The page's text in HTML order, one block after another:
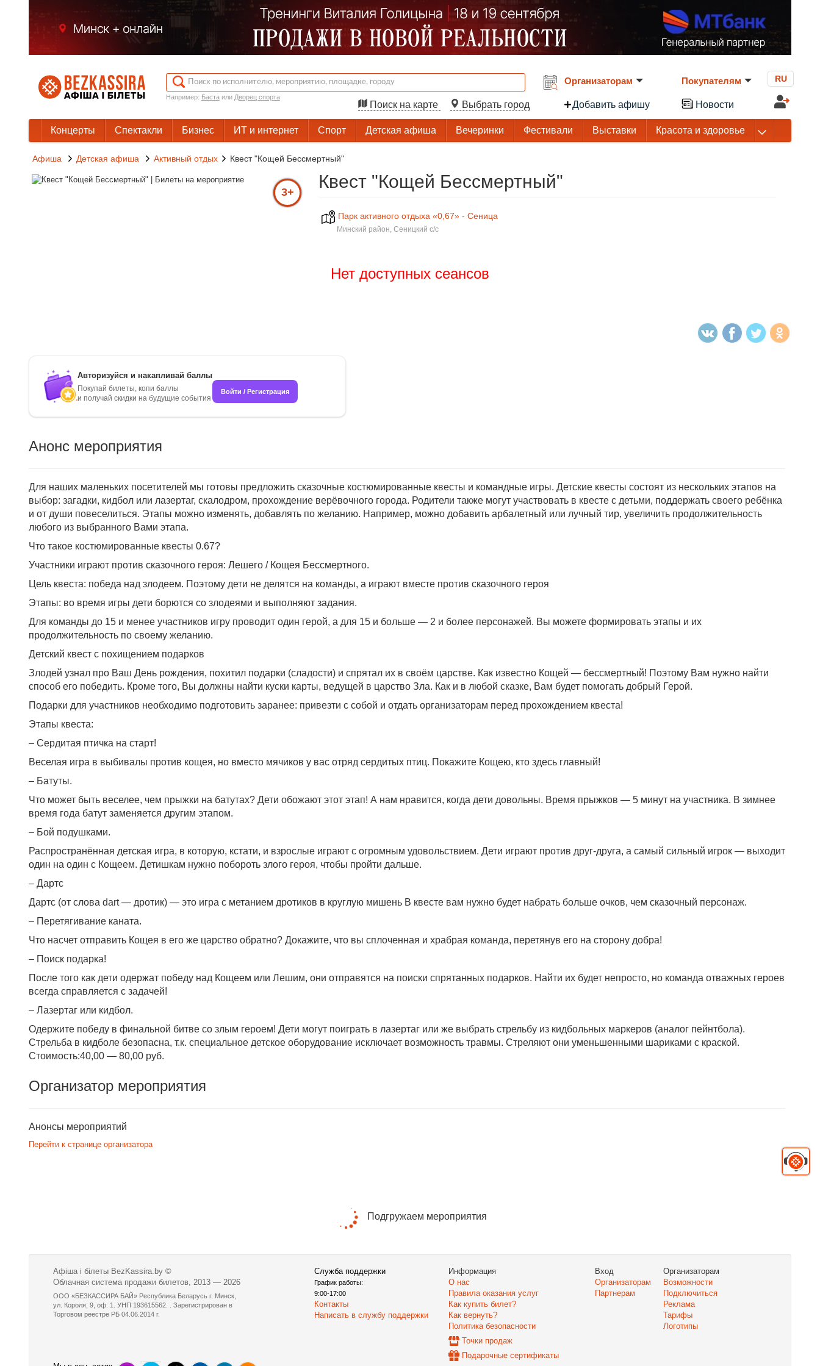
Например: Бастаили Дворец спорта
Поиск на карте Выбрать город
Организаторам
Добавить афишу
Покупателям
Новости
RU
Концерты Спектакли Бизнес ИТ и интернет Спорт Детская афиша Вечеринки Фестивали Выставки Красота и здоровье
Афиша Детская афиша Активный отдых Квест "Кощей Бессмертный"
3+
Квест "Кощей Бессмертный"
Парк активного отдыха «0,67» - Сеница
Минский район, Сеницкий с/с
Нет доступных сеансов
Авторизуйся и накапливай баллы
Покупай билеты, копи баллы
и получай скидки на будущие события
Войти / Регистрация
Анонс мероприятия
Для наших маленьких посетителей мы готовы предложить сказочные костюмированные квесты и командные игры. Детские квесты состоят из нескольких этапов на
выбор: загадки, кидбол или лазертаг, скалодром, прохождение верёвочного города. Родители также могут участвовать в квесте с детьми, поддержать своего ребёнка
и от души повеселиться. Этапы можно изменять, добавлять по желанию. Например, можно добавить арбалетный или лучный тир, увеличить продолжительность
любого из выбранного Вами этапа.
Что такое костюмированные квесты 0.67?
Участники играют против сказочного героя: Лешего / Кощея Бессмертного.
Цель квеста: победа над злодеем. Поэтому дети не делятся на команды, а играют вместе против сказочного героя
Этапы: во время игры дети борются со злодеями и выполняют задания.
Для команды до 15 и менее участников игру проводит один герой, а для 15 и больше — 2 и более персонажей. Вы можете формировать этапы и их
продолжительность по своему желанию.
Детский квест с похищением подарков
Злодей узнал про Ваш День рождения, похитил подарки (сладости) и спрятал их в своём царстве. Как известно Кощей — бессмертный! Поэтому Вам нужно найти
способ его победить. Кроме того, Вы должны найти куски карты, ведущей в царство Зла. Как и в любой сказке, Вам будет помогать добрый Герой.
Подарки для участников необходимо подготовить заранее: привезти с собой и отдать организаторам перед прохождением квеста!
Этапы квеста:
– Сердитая птичка на старт!
Веселая игра в выбивалы против кощея, но вместо мячиков у вас отряд сердитых птиц. Покажите Кощею, кто здесь главный!
– Батуты.
Что может быть веселее, чем прыжки на батутах? Дети обожают этот этап! А нам нравится, когда дети довольны. Время прыжков — 5 минут на участника. В зимнее
время года батут заменяется другим этапом.
– Бой подушками.
Распространённая детская игра, в которую, кстати, и взрослые играют с огромным удовольствием. Дети играют против друг-друга, а самый сильный игрок — выходит
один на один с Кощеем. Детишкам нужно побороть злого героя, чтобы пройти дальше.
– Дартс
Дартс (от слова dart — дротик) — это игра с метанием дротиков в круглую мишень В квесте вам нужно будет набрать больше очков, чем сказочный персонаж.
– Перетягивание каната.
Что насчет отправить Кощея в его же царство обратно? Докажите, что вы сплоченная и храбрая команда, перетянув его на сторону добра!
– Поиск подарка!
После того как дети одержат победу над Кощеем или Лешим, они отправятся на поиски спрятанных подарков. Найти их будет непросто, но команда отважных героев
всегда справляется с задачей!
– Лазертаг или кидбол.
Одержите победу в финальной битве со злым героем! Дети могут поиграть в лазертаг или же выбрать стрельбу из кидбольных маркеров (аналог пейнтбола).
Стрельба в кидболе безопасна, т.к. специальное детское оборудование исключает возможность травмы. Стреляют они уменьшенными шариками с краской.
Стоимость:40,00 — 80,00 руб.
Организатор мероприятия
Анонсы мероприятий
Перейти к странице организатора
Подгружаем мероприятия
Афіша і білеты BezKassira.by ©
Облачная система продажи билетов, 2013 — 2026
ООО «БЕЗКАССИРА БАЙ» Республика Беларусь г. Минск,
ул. Короля, 9, оф. 1. УНП 193615562. . Зарегистрирован в
Торговом реестре РБ 04.06.2014 г.
Служба поддержки
График работы:
9:00-17:00
Контакты
Написать в службу поддержки
Информация
О нас
Правила оказания услуг
Как купить билет?
Как вернуть?
Политика безопасности
Точки продаж
Подарочные сертификаты
Вход
Организаторам
Партнерам
Организаторам
Возможности
Подключиться
Реклама
Тарифы
Логотипы